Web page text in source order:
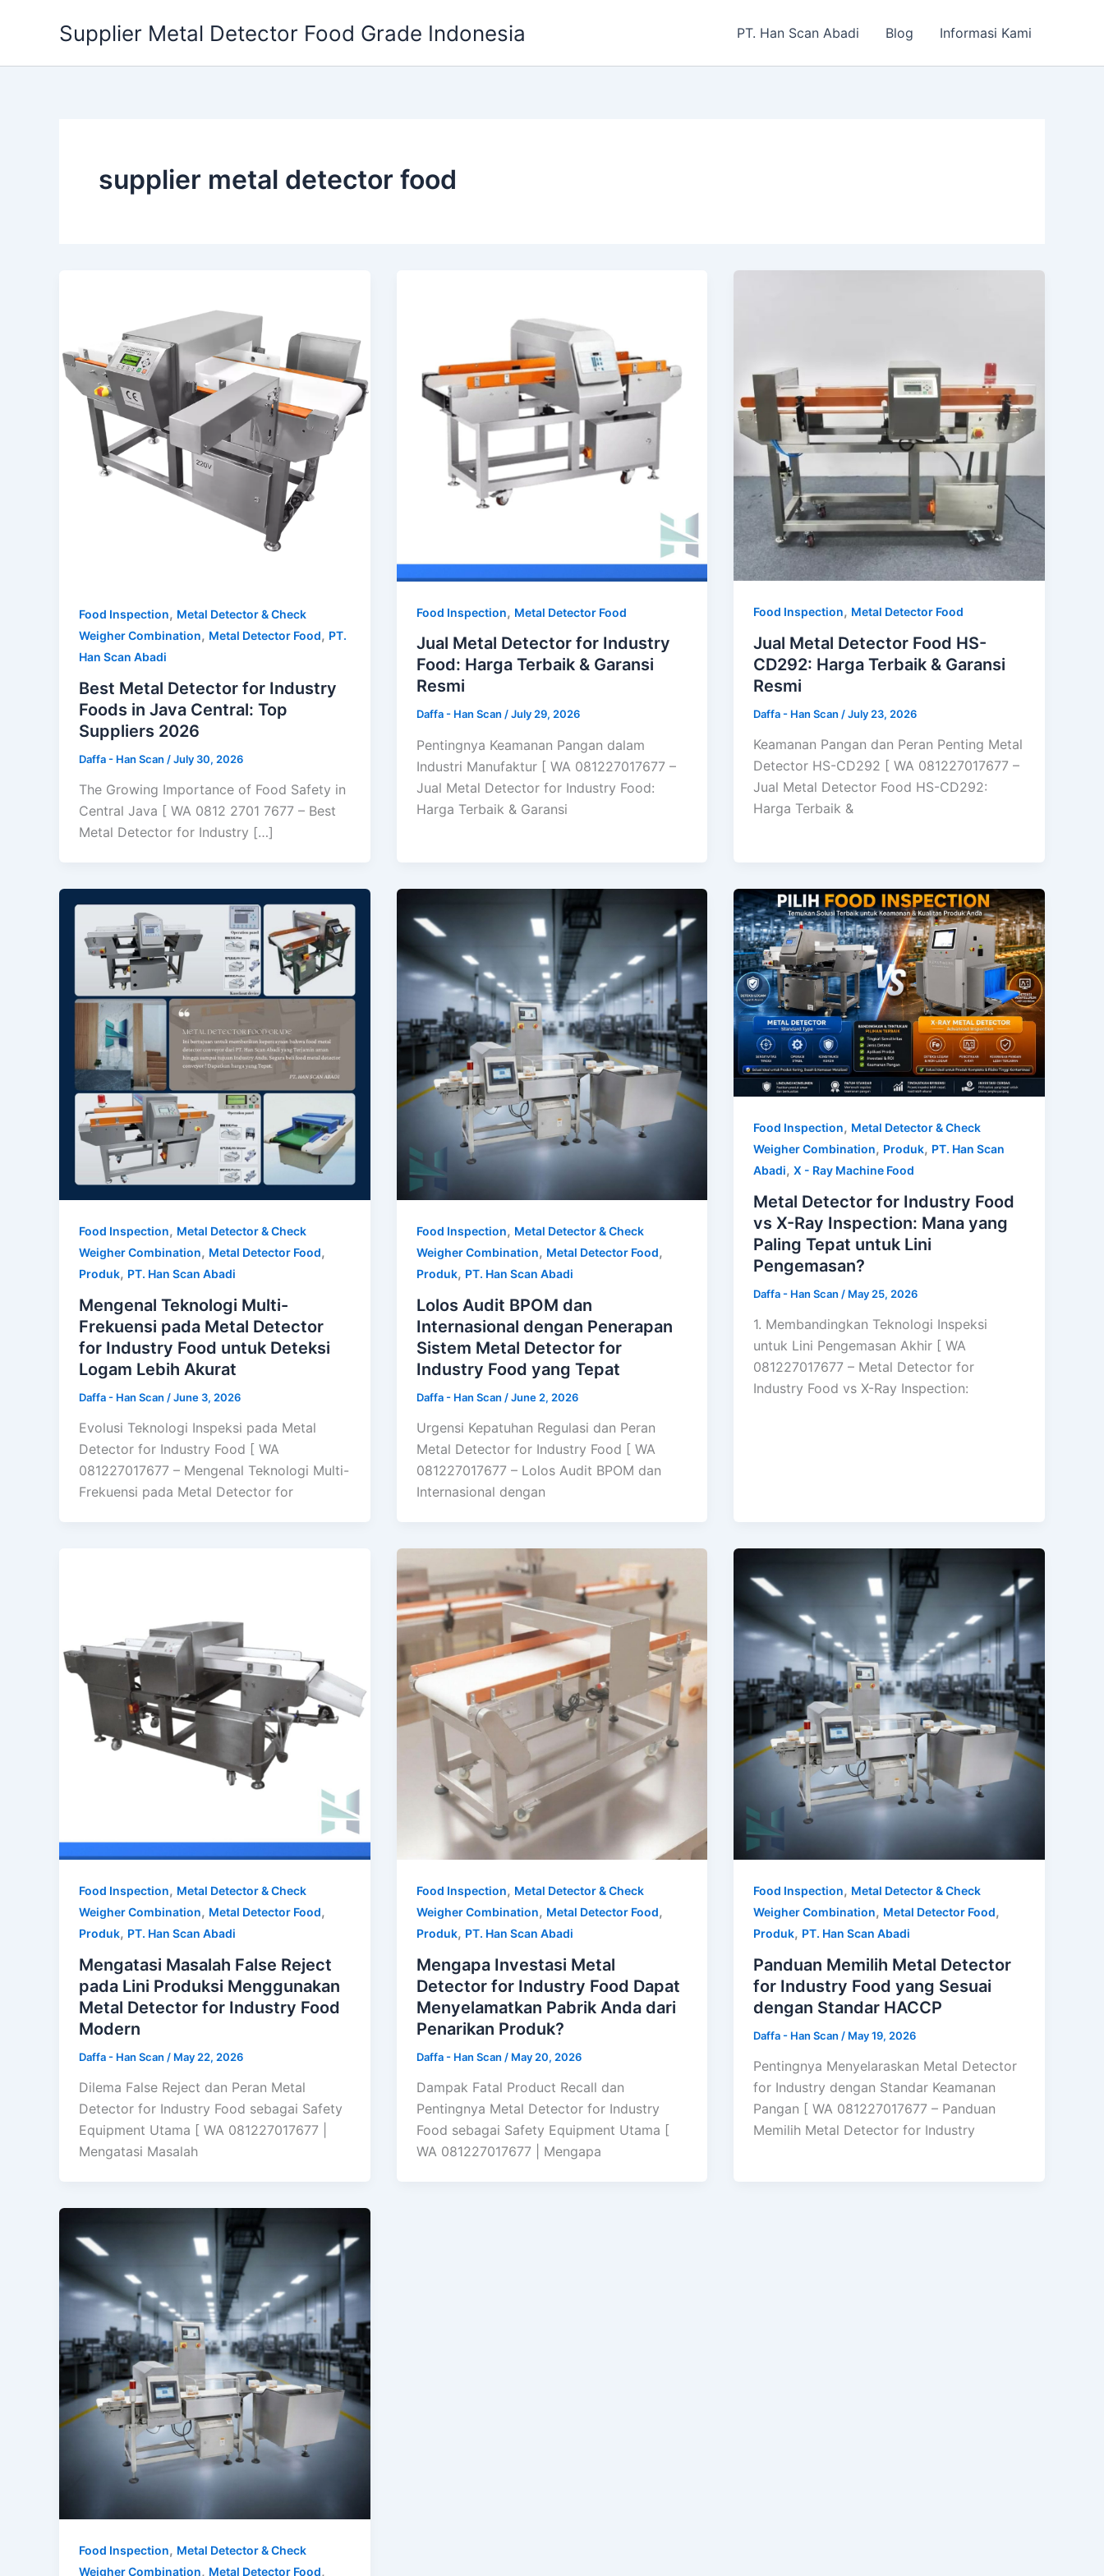
Supplier Metal Detector Food Grade Indonesia PT. Han Scan Abadi Blog Informasi Kami
supplier metal detector food
Food Inspection, Metal Detector & Check
Weigher Combination, Metal Detector Food, PT.
Han Scan Abadi
Best Metal Detector for Industry
Foods in Java Central: Top
Suppliers 2026
Daffa - Han Scan /July 30, 2026
The Growing Importance of Food Safety in
Central Java [ WA 0812 2701 7677 – Best
Metal Detector for Industry […]
Food Inspection, Metal Detector Food
Jual Metal Detector for Industry
Food: Harga Terbaik & Garansi
Resmi
Daffa - Han Scan /July 29, 2026
Pentingnya Keamanan Pangan dalam
Industri Manufaktur [ WA 081227017677 –
Jual Metal Detector for Industry Food:
Harga Terbaik & Garansi
Food Inspection, Metal Detector Food
Jual Metal Detector Food HS-
CD292: Harga Terbaik & Garansi
Resmi
Daffa - Han Scan /July 23, 2026
Keamanan Pangan dan Peran Penting Metal
Detector HS-CD292 [ WA 081227017677 –
Jual Metal Detector Food HS-CD292:
Harga Terbaik &
Food Inspection, Metal Detector & Check
Weigher Combination, Metal Detector Food,
Produk, PT. Han Scan Abadi
Mengenal Teknologi Multi-
Frekuensi pada Metal Detector
for Industry Food untuk Deteksi
Logam Lebih Akurat
Daffa - Han Scan /June 3, 2026
Evolusi Teknologi Inspeksi pada Metal
Detector for Industry Food [ WA
081227017677 – Mengenal Teknologi Multi-
Frekuensi pada Metal Detector for
Food Inspection, Metal Detector & Check
Weigher Combination, Metal Detector Food,
Produk, PT. Han Scan Abadi
Lolos Audit BPOM dan
Internasional dengan Penerapan
Sistem Metal Detector for
Industry Food yang Tepat
Daffa - Han Scan /June 2, 2026
Urgensi Kepatuhan Regulasi dan Peran
Metal Detector for Industry Food [ WA
081227017677 – Lolos Audit BPOM dan
Internasional dengan
Food Inspection, Metal Detector & Check
Weigher Combination, Produk, PT. Han Scan
Abadi,X - Ray Machine Food
Metal Detector for Industry Food
vs X-Ray Inspection: Mana yang
Paling Tepat untuk Lini
Pengemasan?
Daffa - Han Scan / May 25, 2026
1. Membandingkan Teknologi Inspeksi
untuk Lini Pengemasan Akhir [ WA
081227017677 – Metal Detector for
Industry Food vs X-Ray Inspection:
Food Inspection, Metal Detector & Check
Weigher Combination, Metal Detector Food,
Produk, PT. Han Scan Abadi
Mengatasi Masalah False Reject
pada Lini Produksi Menggunakan
Metal Detector for Industry Food
Modern
Daffa - Han Scan / May 22, 2026
Dilema False Reject dan Peran Metal
Detector for Industry Food sebagai Safety
Equipment Utama [ WA 081227017677 |
Mengatasi Masalah
Food Inspection, Metal Detector & Check
Weigher Combination, Metal Detector Food,
Produk, PT. Han Scan Abadi
Mengapa Investasi Metal
Detector for Industry Food Dapat
Menyelamatkan Pabrik Anda dari
Penarikan Produk?
Daffa - Han Scan / May 20, 2026
Dampak Fatal Product Recall dan
Pentingnya Metal Detector for Industry
Food sebagai Safety Equipment Utama [
WA 081227017677 | Mengapa
Food Inspection, Metal Detector & Check
Weigher Combination, Metal Detector Food,
Produk, PT. Han Scan Abadi
Panduan Memilih Metal Detector
for Industry Food yang Sesuai
dengan Standar HACCP
Daffa - Han Scan / May 19, 2026
Pentingnya Menyelaraskan Metal Detector
for Industry dengan Standar Keamanan
Pangan [ WA 081227017677 – Panduan
Memilih Metal Detector for Industry
Food Inspection, Metal Detector & Check
Weigher Combination, Metal Detector Food,